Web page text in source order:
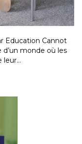
de
Education Cannot
monde où les
leur…